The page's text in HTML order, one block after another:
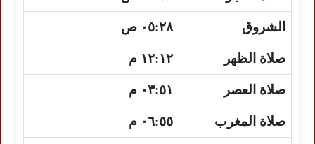
الشروق ٠٥:٢٨ ص
صلاة الظهر ١٢:١٢ م
صلاة العصر ٠٣:٥١ م
صلاة المغرب ٠٦:٥٥ م